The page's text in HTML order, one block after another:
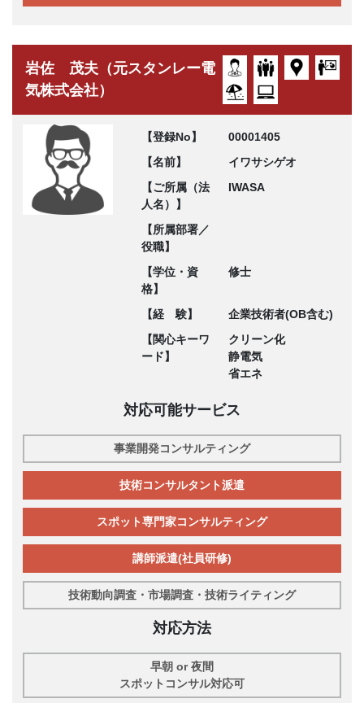
岩佐 茂夫（元スタンレー電
気株式会社）
【登録No】
00001405
【名前】
イワサシゲオ
【ご所属（法
人名）】
IWASA
【所属部署／
役職】
【学位・資
格】
修士
【経 験】
企業技術者(OB含む)
【関心キーワ
ード】
クリーン化
静電気
省エネ
対応可能サービス
事業開発コンサルティング
技術コンサルタント派遣
スポット専門家コンサルティング
講師派遣(社員研修)
技術動向調査・市場調査・技術ライティング
対応方法
早朝 or 夜間
スポットコンサル対応可